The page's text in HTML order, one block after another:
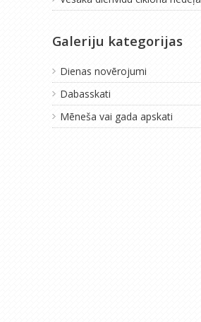
Galeriju kategorijas
Dienas novērojumi
Dabasskati
Mēneša vai gada apskati